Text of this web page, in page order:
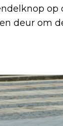
op
deur om